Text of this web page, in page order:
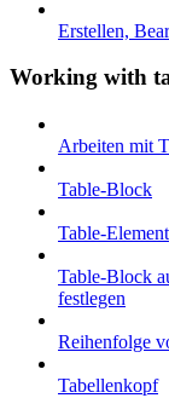
Erstellen,
Working with
Arbeiten mit
Table-Block
Table-Element
Table-Block
festlegen
Reihenfolge
Tabellenkopf